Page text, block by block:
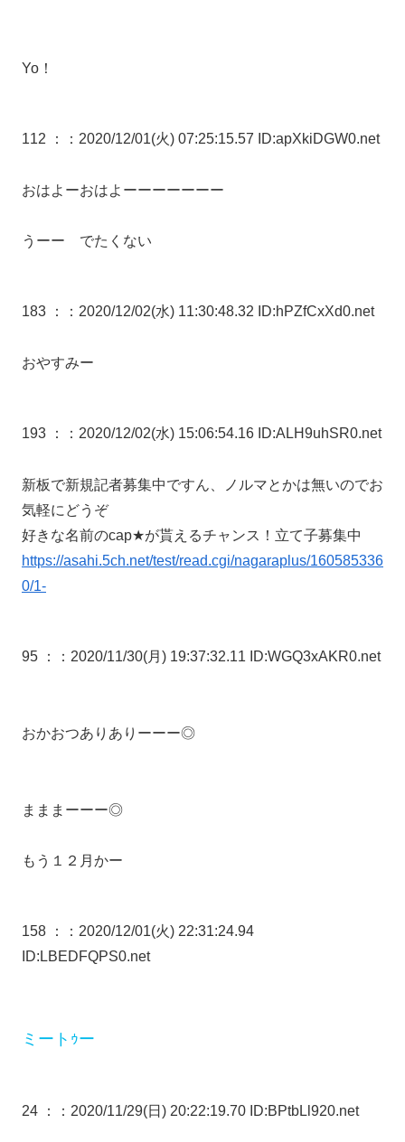
Yo！
112 ： ：2020/12/01(火) 07:25:15.57 ID:apXkiDGW0.net
おはよーおはよーーーーーーー
うーー でたくない
183 ： ：2020/12/02(水) 11:30:48.32 ID:hPZfCxXd0.net
おやすみー
193 ： ：2020/12/02(水) 15:06:54.16 ID:ALH9uhSR0.net
新板で新規記者募集中ですん、ノルマとかは無いのでお
気軽にどうぞ
好きな名前のcap★が貰えるチャンス！立て子募集中
https://asahi.5ch.net/test/read.cgi/nagaraplus/160585336
0/1-
95 ： ：2020/11/30(月) 19:37:32.11 ID:WGQ3xAKR0.net
おかおつありありーーー◎
まままーーー◎
もう１２月かー
158 ：
：2020/12/01(火) 22:31:24.94
ID:LBEDFQPS0.net
ミートｩー
24 ： ：2020/11/29(日) 20:22:19.70 ID:BPtbLl920.net